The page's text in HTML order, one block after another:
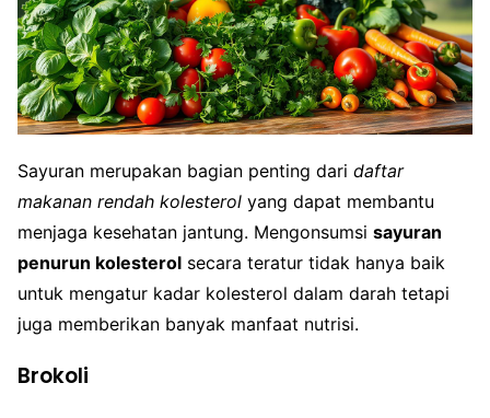
Sayuran merupakan bagian penting dari daftar
makanan rendah kolesterol yang dapat membantu
menjaga kesehatan jantung. Mengonsumsi sayuran
penurun kolesterol secara teratur tidak hanya baik
untuk mengatur kadar kolesterol dalam darah tetapi
juga memberikan banyak manfaat nutrisi.
Brokoli